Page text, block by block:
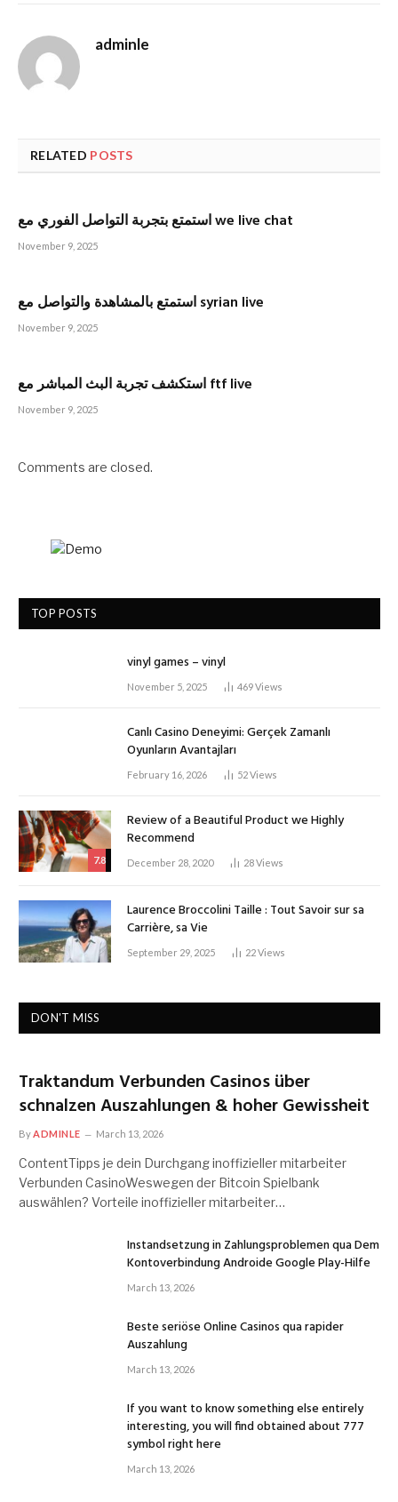
adminle
RELATED POSTS
استمتع بتجربة التواصل الفوري مع we live chat
November 9, 2025
استمتع بالمشاهدة والتواصل مع syrian live
November 9, 2025
استكشف تجربة البث المباشر مع ftf live
November 9, 2025
Comments are closed.
TOP POSTS
vinyl games – vinyl
November 5, 2025 469Views
Canlı Casino Deneyimi: Gerçek Zamanlı
Oyunların Avantajları
February 16, 2026 52Views
7.8
Review of a Beautiful Product we Highly
Recommend
December 28, 2020 28Views
Laurence Broccolini Taille : Tout Savoir sur sa
Carrière, sa Vie
September 29, 2025 22Views
DON'T MISS
Traktandum Verbunden Casinos über
schnalzen Auszahlungen & hoher Gewissheit
ByADMINLE March 13, 2026
ContentTipps je dein Durchgang inoffizieller mitarbeiter
Verbunden CasinoWeswegen der Bitcoin Spielbank
auswählen? Vorteile inoffizieller mitarbeiter…
Instandsetzung in Zahlungsproblemen qua Dem
Kontoverbindung Androide Google Play-Hilfe
March 13, 2026
Beste seriöse Online Casinos qua rapider
Auszahlung
March 13, 2026
If you want to know something else entirely
interesting, you will find obtained about 777
symbol right here
March 13, 2026